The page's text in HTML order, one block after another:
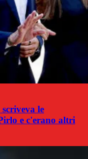
le
e c'erano altri